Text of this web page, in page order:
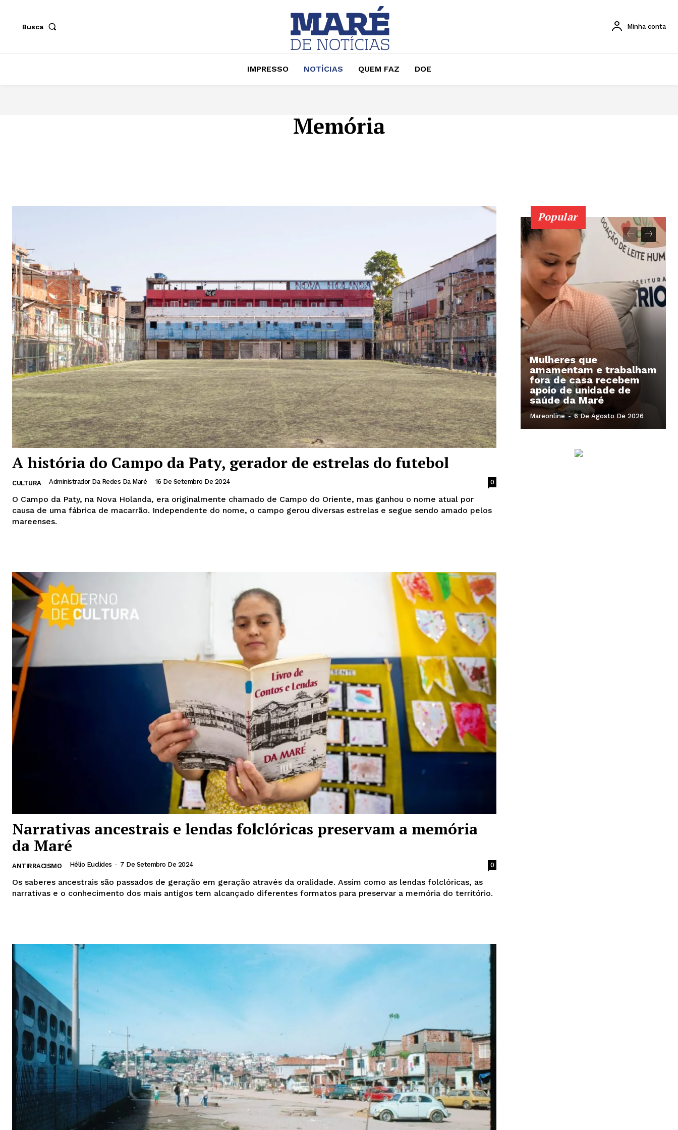
News Week
Magazine PRO
Company
Contact us
Busca Minha conta
IMPRESSO NOTÍCIAS QUEM FAZ DOE
Memória
A história do Campo da Paty, gerador de estrelas do futebol
CULTURA Administrador Da Redes Da Maré - 16 De Setembro De 2024 0
O Campo da Paty, na Nova Holanda, era originalmente chamado de Campo do Oriente, mas ganhou o nome atual por
causa de uma fábrica de macarrão. Independente do nome, o campo gerou diversas estrelas e segue sendo amado pelos
mareenses.
Narrativas ancestrais e lendas folclóricas preservam a memória
da Maré
ANTIRRACISMO Hélio Euclides - 7 De Setembro De 2024 0
Os saberes ancestrais são passados de geração em geração através da oralidade. Assim como as lendas folclóricas, as
narrativas e o conhecimento dos mais antigos tem alcançado diferentes formatos para preservar a memória do território.
Popular
Mulheres que
amamentam e trabalham
fora de casa recebem
apoio de unidade de
saúde da Maré
Mareonline - 6 De Agosto De 2026